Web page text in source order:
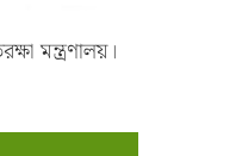
মন্ত্রণালয়।